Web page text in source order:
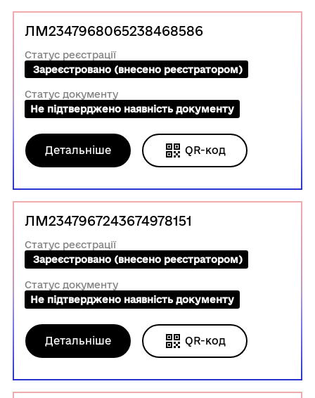
ЛМ2347968065238468586
Статус реєстрації
Зареєстровано (внесено реєстратором)
Статус документу
Не підтверджено наявність документу
Детальніше QR-код
ЛМ2347967243674978151
Статус реєстрації
Зареєстровано (внесено реєстратором)
Статус документу
Не підтверджено наявність документу
Детальніше QR-код